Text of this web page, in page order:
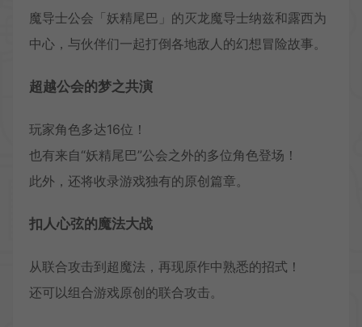
魔导士公会「妖精尾巴」的灭龙魔导士纳兹和露西为
中心，与伙伴们一起打倒各地敌人的幻想冒险故事。
超越公会的梦之共演
玩家角色多达16位！
也有来自“妖精尾巴”公会之外的多位角色登场！
此外，还将收录游戏独有的原创篇章。
扣人心弦的魔法大战
从联合攻击到超魔法，再现原作中熟悉的招式！
还可以组合游戏原创的联合攻击。